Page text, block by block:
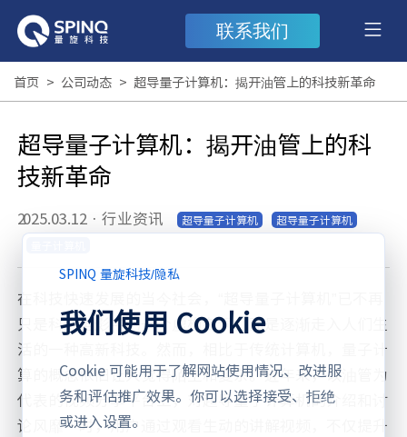
联系我们
首页 > 公司动态 > 超导量子计算机：揭开油管上的科技新革命
超导量子计算机：揭开油管上的科
技新革命
2025.03.12 · 行业资讯 超导量子计算机
超导量子计算机
在科技快速发展的当今社会，“超导量子计算机”已不再
只是科幻电影中的一个虚构名词，而是逐渐走入人们生
活的一种高新科技。然而，相比于传统计算机，量子计
算的概念依旧让人觉得陌生和复杂。近年来，以油管为
代表的视频分享平台上，对超导量子计算机的介绍和讨
论风靡一时，用户通过观看生动的讲解视频，不仅提升
SPINQ 量旋科技/隐私
我们使用 Cookie
Cookie 可能用于了解网站使用情况、改进服
务和评估推广效果。你可以选择接受、拒绝
或进入设置。